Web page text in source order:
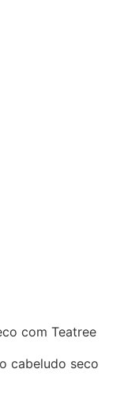
com Teatree
cabeludo seco